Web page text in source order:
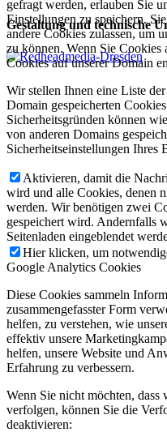
Gestaltung und technische
gefragt werden, erlauben Sie
Einstellungen zu speichern.
andere Cookies zulassen, um
zu können. Wenn Sie Cookies
Cookies auf unserer Domain
Wir stellen Ihnen eine Liste
Domain gespeicherten
Sicherheitsgründen können
von anderen Domains
Sicherheitseinstellungen Ihres
Aktivieren, damit die
wird und alle Cookies, denen
werden. Wir benötigen zwei
gespeichert wird. Andernfalls
Seitenladen eingeblendet
Hier klicken, um
Google Analytics Cookies
Diese Cookies sammeln
zusammengefasster Form
helfen, zu verstehen, wie
effektiv unsere
helfen, unsere Website und
Erfahrung zu verbessern.
Wenn Sie nicht möchten, dass
verfolgen, können Sie die
deaktivieren: